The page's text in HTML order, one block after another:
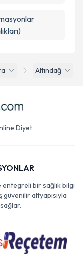
Altındağ
Diyet
entegreli bir sağlık bilgi
altyapısıyla